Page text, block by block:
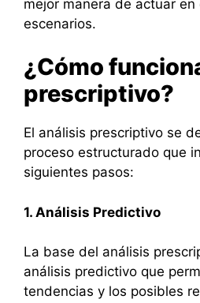
mejor manera de actuar
escenarios.
¿Cómo
prescriptivo?
El análisis prescriptivo se
proceso estructurado que
siguientes pasos:
1. Análisis Predictivo
La base del análisis
análisis predictivo que
tendencias y los posibles